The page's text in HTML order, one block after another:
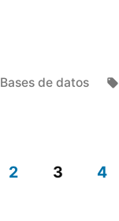
Publicado
Bases de datos
2 3 4